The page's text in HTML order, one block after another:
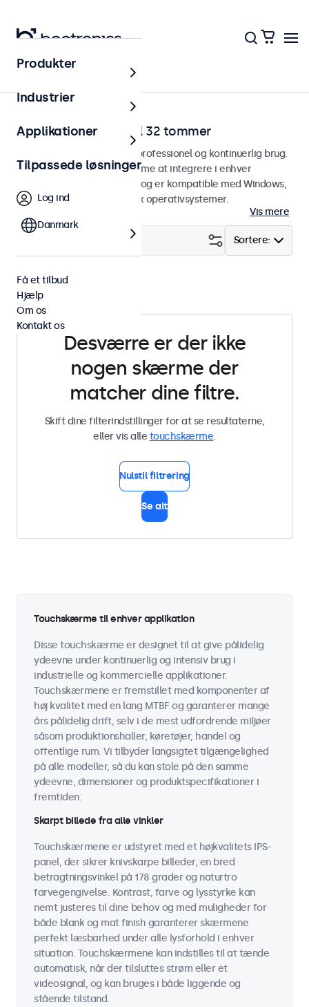
Hjem
Touchskærme fra 7 til 32 tommer
Touchskærme designet til professionel og kontinuerlig brug.
Disse touchskærme er nemme at integrere i enhver
brugsform og ethvert miljø og er kompatible med Windows,
macOS, ChromeOS og Linux operativsystemer.
Vis mere
Sortere:
RCA Fjern alt
Desværre er der ikke
nogen skærme der
matcher dine filtre.
Skift dine filterindstillinger for at se resultaterne,
eller vis alle touchskærme.
Nulstil filtrering
Se alt
Touchskærme til enhver applikation
Disse touchskærme er designet til at give pålidelig
ydeevne under kontinuerlig og intensiv brug i
industrielle og kommercielle applikationer.
Touchskærmene er fremstillet med komponenter af
høj kvalitet med en lang MTBF og garanterer mange
års pålidelig drift, selv i de mest udfordrende miljøer
såsom produktionshaller, køretøjer, handel og
offentlige rum. Vi tilbyder langsigtet tilgængelighed
på alle modeller, så du kan stole på den samme
ydeevne, dimensioner og produktspecifikationer i
fremtiden.
Skarpt billede fra alle vinkler
Touchskærmene er udstyret med et højkvalitets IPS-
panel, der sikrer knivskarpe billeder, en bred
betragtningsvinkel på 178 grader og naturtro
farvegengivelse. Kontrast, farve og lysstyrke kan
nemt justeres til dine behov og med muligheder for
både blank og mat finish garanterer skærmene
perfekt læsbarhed under alle lysforhold i enhver
situation. Touchskærmene kan indstilles til at tænde
automatisk, når der tilsluttes strøm eller et
videosignal, og kan bruges i både liggende og
stående tilstand.
Produkter
Industrier
Applikationer
Tilpassede løsninger
Log ind
Danmark
Få et tilbud
Hjælp
Om os
Kontakt os